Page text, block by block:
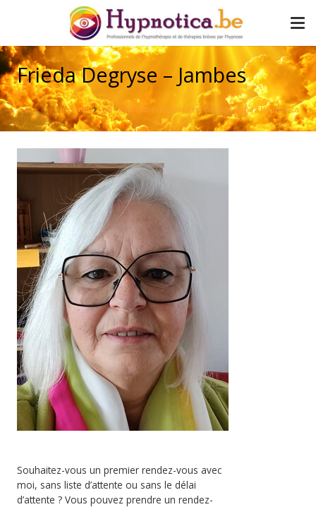
Frieda Degryse – Jambes
Accueil Nos hypnothérapeutes en Belgique chez Hypnotica
Souhaitez-vous un premier rendez-vous avec
moi, sans liste d’attente ou sans le délai
d’attente ? Vous pouvez prendre un rendez-